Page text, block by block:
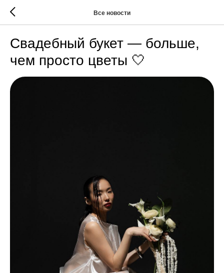
Все новости
Свадебный букет — больше,
чем просто цветы 🤍